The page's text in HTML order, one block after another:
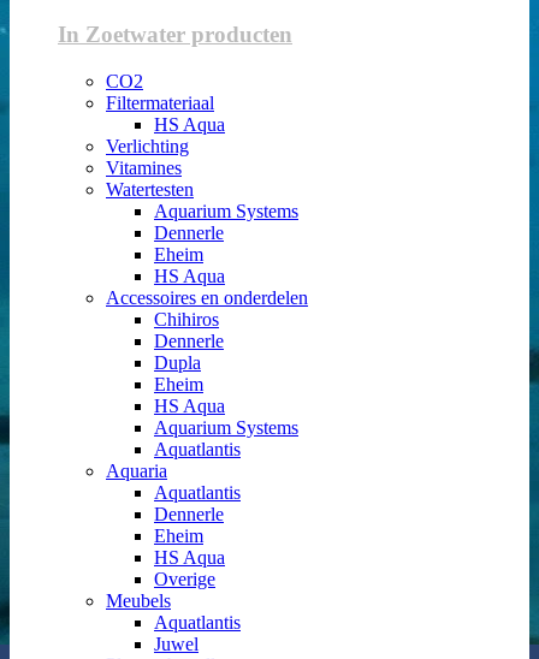
In Zoetwater producten
CO2
Filtermateriaal
HS Aqua
Verlichting
Vitamines
Watertesten
Aquarium Systems
Dennerle
Eheim
HS Aqua
Accessoires en onderdelen
Chihiros
Dennerle
Dupla
Eheim
HS Aqua
Aquarium Systems
Aquatlantis
Aquaria
Aquatlantis
Dennerle
Eheim
HS Aqua
Overige
Meubels
Aquatlantis
Juwel